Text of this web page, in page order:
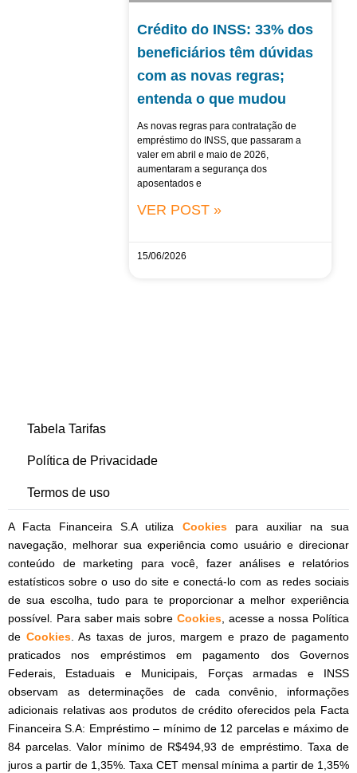
Crédito do INSS: 33% dos
beneficiários têm dúvidas
com as novas regras;
entenda o que mudou
As novas regras para contratação de
empréstimo do INSS, que passaram a
valer em abril e maio de 2026,
aumentaram a segurança dos
aposentados e
VER POST »
15/06/2026
Tabela Tarifas
Política de Privacidade
Termos de uso
A Facta Financeira S.A utiliza Cookies
para auxiliar na sua
navegação, melhorar sua experiência como usuário e direcionar
conteúdo de marketing para você, fazer análises e relatórios
estatísticos sobre o uso do site e conectá-lo com as redes sociais
de sua escolha, tudo para te proporcionar a melhor experiência
possível. Para saber mais sobre Cookies, acesse a nossa Política
de Cookies. As taxas de juros, margem e prazo de pagamento
praticados nos empréstimos em pagamento dos Governos
Federais, Estaduais e Municipais, Forças armadas e INSS
observam as determinações de cada convênio, informações
adicionais relativas aos produtos de crédito oferecidos pela Facta
Financeira S.A: Empréstimo – mínimo de 12 parcelas e máximo de
84 parcelas. Valor mínimo de R$494,93 de empréstimo. Taxa de
juros a partir de 1,35%. Taxa CET mensal mínima a partir de 1,35%